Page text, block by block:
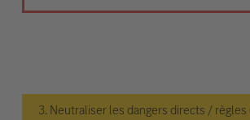
3. Neutraliser les dangers directs /